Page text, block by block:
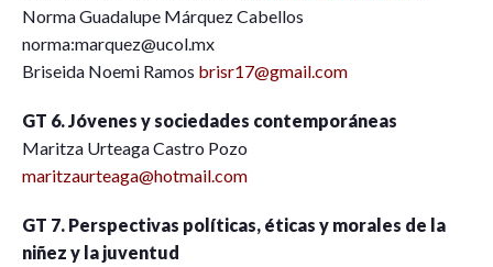
Norma Guadalupe Márquez Cabellos
norma:marquez@ucol.mx
Briseida Noemi Ramos brisr17@gmail.com
GT 6. Jóvenes y sociedades contemporáneas
Maritza Urteaga Castro Pozo
maritzaurteaga@hotmail.com
GT 7. Perspectivas políticas, éticas y morales de la
niñez y la juventud